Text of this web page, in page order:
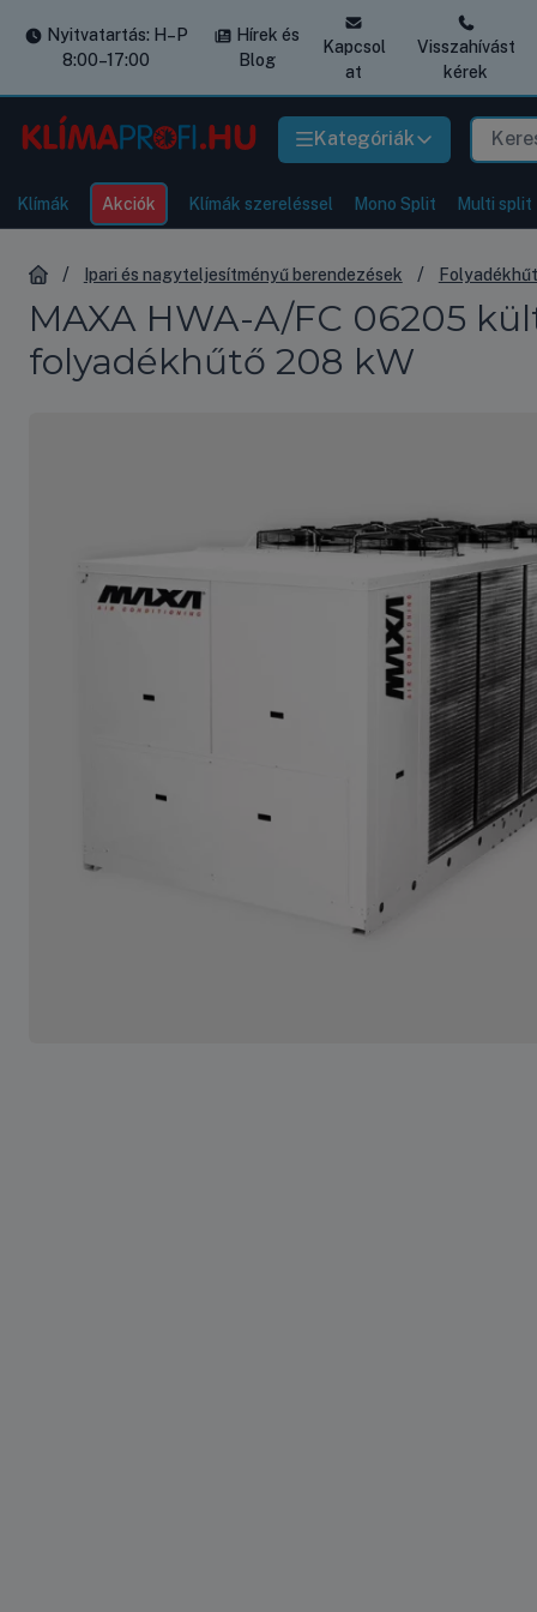
Kategóriák
Nyitvatartás: H–P
8:00–17:00
Hírek és
Blog
Kapcsol
at
Visszahívást
kérek
Klímák Akciók Klímák szereléssel Mono Split Multi split
Ipari és nagyteljesítményű berendezések
MAXA HWA-A/FC 06205
folyadékhűtő 208 kW